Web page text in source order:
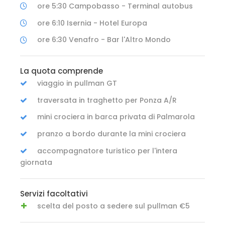
ore 5:30 Campobasso - Terminal autobus
ore 6:10 Isernia - Hotel Europa
ore 6:30 Venafro - Bar l'Altro Mondo
La quota comprende
viaggio in pullman GT
traversata in traghetto per Ponza A/R
mini crociera in barca privata di Palmarola
pranzo a bordo durante la mini crociera
accompagnatore turistico per l'intera
giornata
Servizi facoltativi
scelta del posto a sedere sul pullman €5